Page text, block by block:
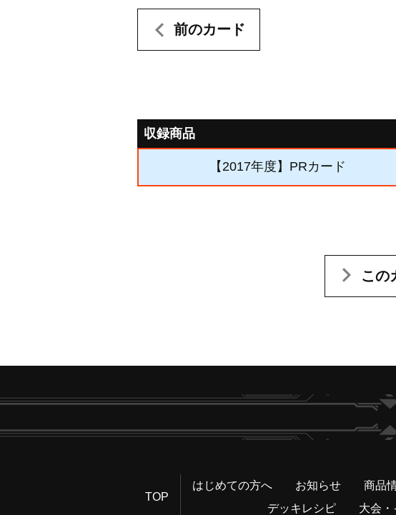
前のカード
収録商品
【2017年度】PRカード
この
TOP
はじめての方へ お知らせ 商品
デッキレシピ
大会・